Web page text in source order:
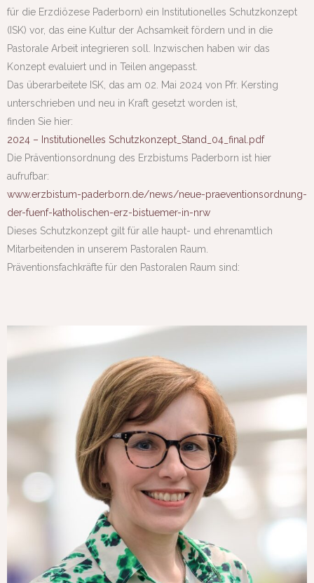
für die Erzdiözese Paderborn) ein Institutionelles Schutzkonzept
(ISK) vor, das eine Kultur der Achsamkeit fördern und in die
Pastorale Arbeit integrieren soll. Inzwischen haben wir das
Konzept evaluiert und in Teilen angepasst.
Das überarbeitete ISK, das am 02. Mai 2024 von Pfr. Kersting
unterschrieben und neu in Kraft gesetzt worden ist,
finden Sie hier:
2024 – Institutionelles Schutzkonzept_Stand_04_final.pdf
Die Präventionsordnung des Erzbistums Paderborn ist hier
aufrufbar:
www.erzbistum-paderborn.de/news/neue-praeventionsordnung-
der-fuenf-katholischen-erz-bistuemer-in-nrw
Dieses Schutzkonzept gilt für alle haupt- und ehrenamtlich
Mitarbeitenden in unserem Pastoralen Raum.
Präventionsfachkräfte für den Pastoralen Raum sind: